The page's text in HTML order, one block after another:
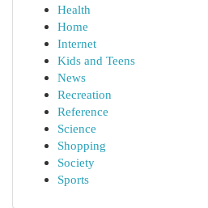
Health
Home
Internet
Kids and Teens
News
Recreation
Reference
Science
Shopping
Society
Sports